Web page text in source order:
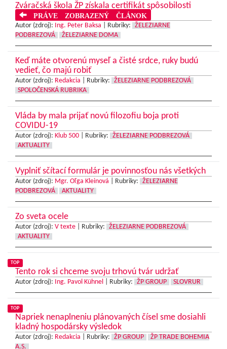
Zváračská škola ŽP získala certifikát spôsobilosti
PRÁVE ZOBRAZENÝ ČLÁNOK
Autor (zdroj): Ing. Peter Baksa Rubriky:
ŽELEZIARNE
PODBREZOVÁ
ŽELEZIARNE DOMA
Keď máte otvorenú myseľ a čisté srdce, ruky budú
vedieť, čo majú robiť
Autor (zdroj): Redakcia Rubriky:
ŽELEZIARNE PODBREZOVÁ
SPOLOČENSKÁ RUBRIKA
Vláda by mala prijať novú filozofiu boja proti
COVIDU-19
Autor (zdroj): Klub 500 Rubriky:
ŽELEZIARNE PODBREZOVÁ
AKTUALITY
Vyplniť sčítací formulár je povinnosťou nás všetkých
Autor (zdroj): Mgr. Oľga Kleinová Rubriky:
ŽELEZIARNE
PODBREZOVÁ
AKTUALITY
Zo sveta ocele
Autor (zdroj): V texte Rubriky:
ŽELEZIARNE PODBREZOVÁ
AKTUALITY
TOP
Tento rok si chceme svoju trhovú tvár udržať
Autor (zdroj): Ing. Pavol Kühnel Rubriky: ŽP GROUP SLOVRUR
TOP
Napriek nenaplneniu plánovaných čísel sme dosiahli
kladný hospodársky výsledok
Autor (zdroj): Redakcia Rubriky: ŽP GROUP
ŽP TRADE BOHEMIA
A.S.